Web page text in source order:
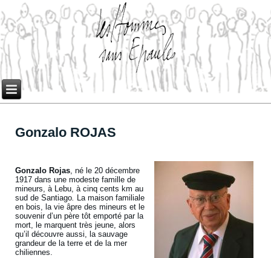
Gonzalo ROJAS
Gonzalo Rojas, né le 20 décembre
1917 dans une modeste famille de
mineurs, à Lebu, à cinq cents km au
sud de Santiago. La maison familiale
en bois, la vie âpre des mineurs et le
souvenir d’un père tôt emporté par la
mort, le marquent très jeune, alors
qu’il découvre aussi, la sauvage
grandeur de la terre et de la mer
chiliennes.